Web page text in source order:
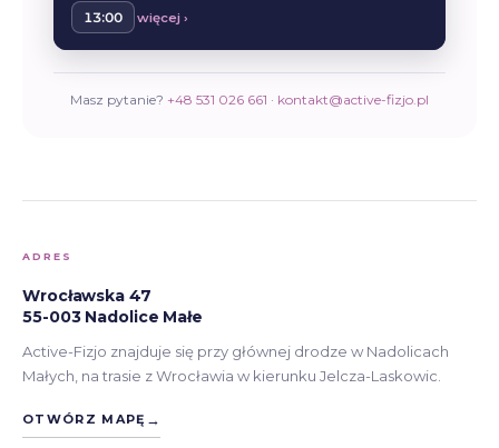
ADRES
Wrocławska 47
55-003 Nadolice Małe
Active-Fizjo znajduje się przy głównej drodze w Nadolicach
Małych, na trasie z Wrocławia w kierunku Jelcza-Laskowic.
OTWÓRZ MAPĘ